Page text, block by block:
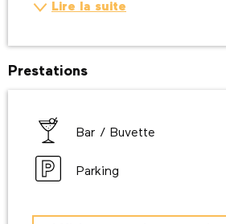
Lire la suite
Prestations
Bar / Buvette
Parking